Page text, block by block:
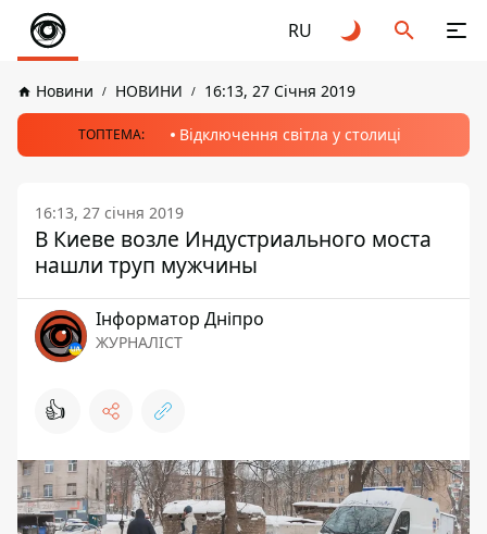
RU
Новини НОВИНИ 16:13, 27 Січня 2019
ТОПТЕМА: Відключення світла у столиці
16:13, 27 січня 2019
В Киеве возле Индустриального моста
нашли труп мужчины
Інформатор Дніпро
ЖУРНАЛІСТ
👍